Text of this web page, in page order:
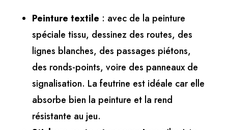
Peinture textile : avec de la peinture
spéciale tissu, dessinez des routes, des
lignes blanches, des passages piétons,
des ronds-points, voire des panneaux de
signalisation. La feutrine est idéale car elle
absorbe bien la peinture et la rend
résistante au jeu.